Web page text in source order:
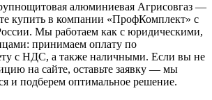
алюминиевая Агрисовгаз —
купить в компании «ПрофКомплект» с
Мы работаем как с юридическими,
принимаем оплату по
с НДС, а также наличными. Если вы не
на сайте, оставьте заявку — мы
и подберем оптимальное решение.